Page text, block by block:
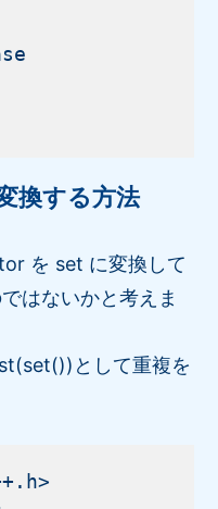
換する方法
を set に変換して
はないかと考えま
として重複を